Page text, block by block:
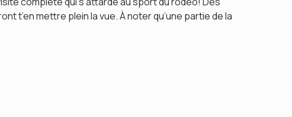
t’en mettre plein la vue. À noter qu’une partie de la